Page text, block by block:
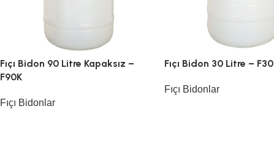
Fıçı Bidon 90 Litre Kapaksız –
F90K
Fıçı Bidonlar
Fıçı Bidon 30 Litre – F30
Fıçı Bidonlar